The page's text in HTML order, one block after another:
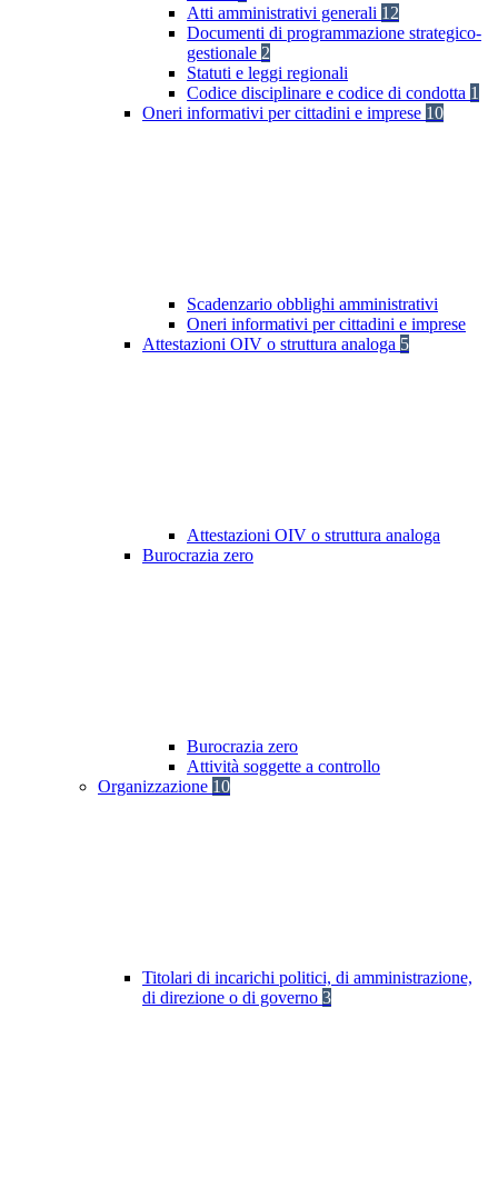
Atti amministrativi generali 12
Documenti di programmazione strategico-
gestionale 2
Statuti e leggi regionali
Codice disciplinare e codice di condotta 1
Oneri informativi per cittadini e imprese 10
Scadenzario obblighi amministrativi
Oneri informativi per cittadini e imprese
Attestazioni OIV o struttura analoga 5
Attestazioni OIV o struttura analoga
Burocrazia zero
Burocrazia zero
Attività soggette a controllo
Organizzazione 10
Titolari di incarichi politici, di amministrazione,
di direzione o di governo 3